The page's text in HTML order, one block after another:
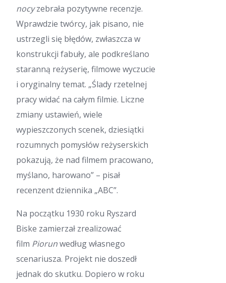
nocyzebrała pozytywne recenzje.
Wprawdzie twórcy, jak pisano, nie
ustrzegli się błędów, zwłaszcza w
konstrukcji fabuły, ale podkreślano
staranną reżyserię, filmowe wyczucie
i oryginalny temat. „Ślady rzetelnej
pracy widać na całym filmie. Liczne
zmiany ustawień, wiele
wypieszczonych scenek, dziesiątki
rozumnych pomysłów reżyserskich
pokazują, że nad filmem pracowano,
myślano, harowano” – pisał
recenzent dziennika „ABC”.
Na początku 1930 roku Ryszard
Biske zamierzał zrealizować
film Piorunwedług własnego
scenariusza. Projekt nie doszedł
jednak do skutku. Dopiero w roku